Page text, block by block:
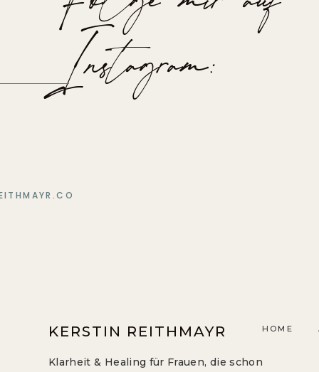
Klarheit & Healing für Frauen, die schon
HOME
KERSTIN REITHMAYR
Instagram: